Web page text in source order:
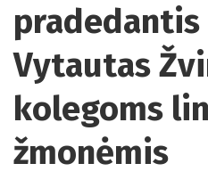
Vytautas
kolegoms
žmonėmis